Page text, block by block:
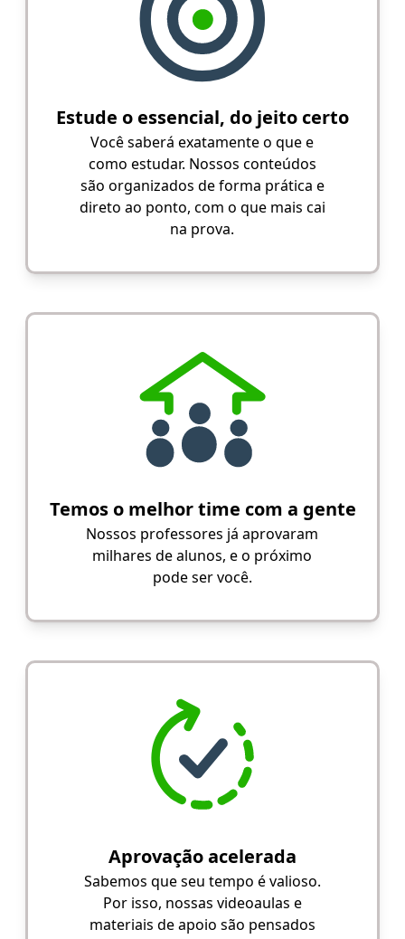
Estude o essencial, do jeito certo
Você saberá exatamente o que e
como estudar. Nossos conteúdos
são organizados de forma prática e
direto ao ponto, com o que mais cai
na prova.
Temos o melhor time com a gente
Nossos professores já aprovaram
milhares de alunos, e o próximo
pode ser você.
Aprovação acelerada
Sabemos que seu tempo é valioso.
Por isso, nossas videoaulas e
materiais de apoio são pensados